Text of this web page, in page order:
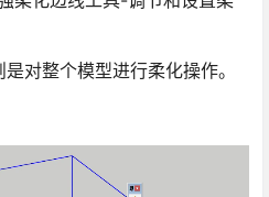
对整个模型进行柔化操作。